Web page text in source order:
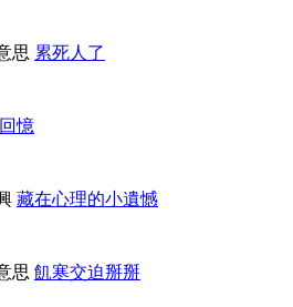
累死人了
回憶
藏在心理的小遺憾
飢寒交迫掰掰